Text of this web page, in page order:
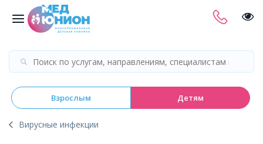
Взрослым Детям
Вирусные инфекции